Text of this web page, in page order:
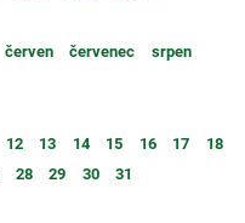
červen červenec
srpen
12 13 14 15 16 17
18
28 29 30 31